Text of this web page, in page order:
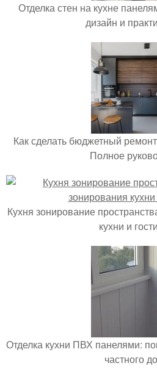
Отделка стен на кухне
дизайн и
Как сделать бюджетный
Полное
Кухня зонирование
кухни и
Отделка кухни ПВХ панелями:
частного